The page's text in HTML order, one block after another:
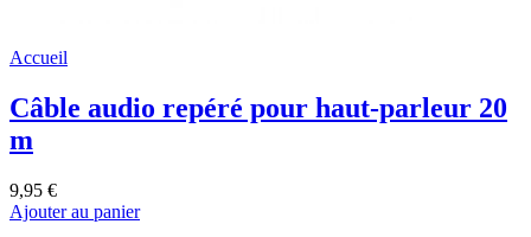
Accueil
Câble audio repéré pour haut-parleur 20
m
9,95 €
Ajouter au panier